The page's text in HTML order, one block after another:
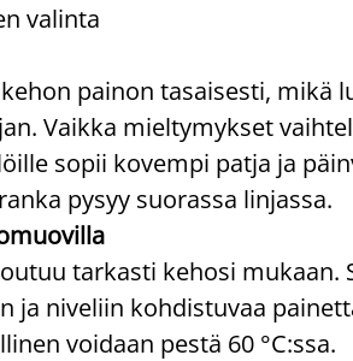
valinta
painon tasaisesti, mikä
Vaikka mieltymykset
sopii kovempi patja ja
pysyy suorassa linjassa.
tarkasti kehosi mukaan.
ja niveliin kohdistuvaa
voidaan pestä 60 °C:ssa.